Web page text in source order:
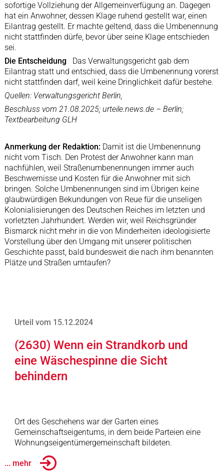
sofortige Vollziehung der Allgemeinverfügung an. Dagegen
hat ein Anwohner, dessen Klage ruhend gestellt war, einen
Eilantrag gestellt. Er machte geltend, dass die Umbenennung
nicht stattfinden dürfe, bevor über seine Klage entschieden
sei.
Die Entscheidung
Das Verwaltungsgericht gab dem
Eilantrag statt und entschied, dass die Umbenennung vorerst
nicht stattfinden darf, weil keine Dringlichkeit dafür bestehe.
Quellen: Verwaltungsgericht Berlin,
Beschluss vom 21.08.2025; urteile.news.de – Berlin;
Textbearbeitung GLH
Anmerkung der Redaktion: Damit ist die Umbenennung
nicht vom Tisch. Den Protest der Anwohner kann man
nachfühlen, weil Straßenumbenennungen immer auch
Beschwernisse und Kosten für die Anwohner mit sich
bringen. Solche Umbenennungen sind im Übrigen keine
glaubwürdigen Bekundungen von Reue für die unseligen
Kolonialisierungen des Deutschen Reiches im letzten und
vorletzten Jahrhundert. Werden wir, weil Reichsgründer
Bismarck nicht mehr in die von Minderheiten ideologisierte
Vorstellung über den Umgang mit unserer politischen
Geschichte passt, bald bundesweit die nach ihm benannten
Plätze und Straßen umtaufen?
Urteil vom 15.12.2024
(2630) Wenn ein Strandkorb und
eine Wäschespinne die Sicht
behindern
Ort des Geschehens war der Garten eines
Gemeinschaftseigentums, in dem beide Parteien eine
Wohnungseigentümergemeinschaft bildeten.
... mehr